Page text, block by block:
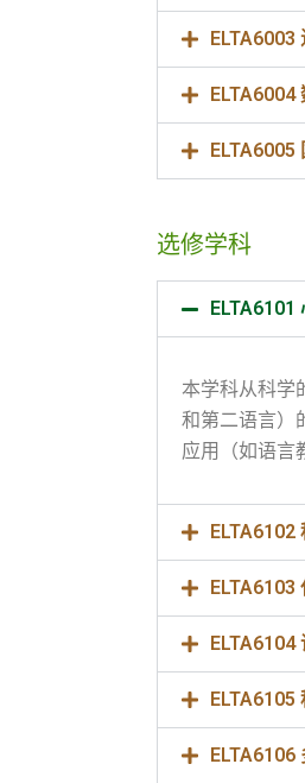
选修学科
本学科从科学
和第二语言）
应用（如语言